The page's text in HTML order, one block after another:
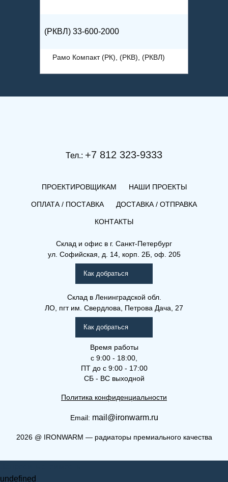
(РКВЛ) 33-600-2000
Рамо Компакт (РК), (РКВ), (РКВЛ)
Тел.: +7 812 323-9333
ПРОЕКТИРОВЩИКАМ НАШИ ПРОЕКТЫ
ОПЛАТА / ПОСТАВКА ДОСТАВКА / ОТПРАВКА
КОНТАКТЫ
Склад и офис в г. Санкт-Петербург
ул. Софийская, д. 14, корп. 2Б, оф. 205
Как добраться
Склад в Ленинградской обл.
ЛО, пгт им. Свердлова, Петрова Дача, 27
Как добраться
Время работы
с 9:00 - 18:00,
ПТ до с 9:00 - 17:00
СБ - ВС выходной
Политика конфиденциальности
Email: mail@ironwarm.ru
2026@ IRONWARM — радиаторы премиального качества
undefined